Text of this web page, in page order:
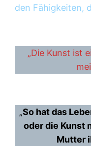
den Fähigkeiten,
„Die Kunst ist
„So hat das
oder die Kunst
Mutter